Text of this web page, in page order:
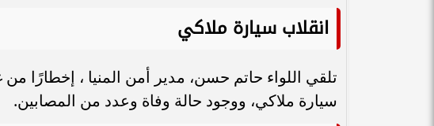
انقلاب سيارة ملاكي
تلقي اللواء حاتم حسن، مدير أمن المنيا ، إخطارًا
سيارة ملاكي، ووجود حالة وفاة وعدد من المصابين.